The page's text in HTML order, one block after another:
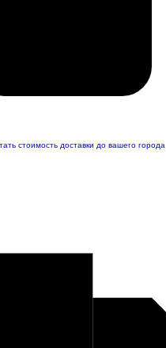
стоимость доставки до вашего города